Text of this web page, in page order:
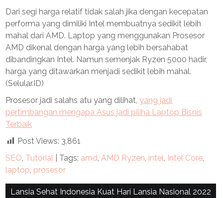
Dari segi harga relatif tidak salah jika dengan kecepatan
performa yang dimiliki Intel membuatnya sedikit lebih
mahal dari AMD. Laptop yang menggunakan Prosesor
AMD dikenal dengan harga yang lebih bersahabat
dibandingkan Intel. Namun semenjak Ryzen 5000 hadir,
harga yang ditawarkan menjadi sedikit lebih mahal.
(Selular.ID)
Prosesor jadi salahs atu yang dilihat,yang jadi
pertimbangan mengapa Asus jadi piliha Laptop Bisnis
Terbaik
Post Views: 3,861
SEO, Tutorial | Tags: amd,AMD Ryzen, intel, Intel Core,
laptop, prosesor
Post
Lansia Sehat Indonesia Kuat Hari Lansia Nasional 2022